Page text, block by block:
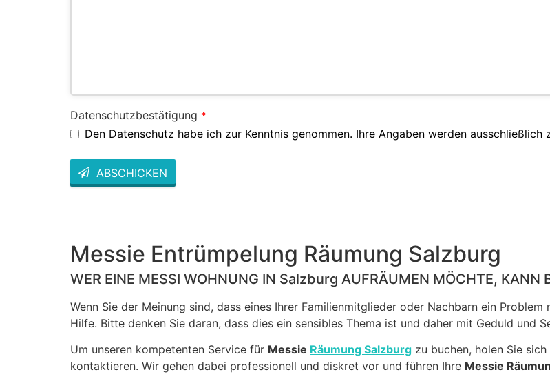
Datenschutzbestätigung *
Den Datenschutz habe ich zur Kenntnis genommen. Ihre Angaben werden
ABSCHICKEN
blank
Messie Entrümpelung Räumung Salzburg
WER EINE MESSI WOHNUNG IN Salzburg AUFRÄUMEN MÖCHTE, KANN
Wenn Sie der Meinung sind, dass eines Ihrer Familienmitglieder oder Nachbarn ein
Hilfe. Bitte denken Sie daran, dass dies ein sensibles Thema ist und daher mit Geduld und
Um unseren kompetenten Service für Messie Räumung Salzburg zu buchen, holen Sie
kontaktieren. Wir gehen dabei professionell und diskret vor und führen Ihre Messie